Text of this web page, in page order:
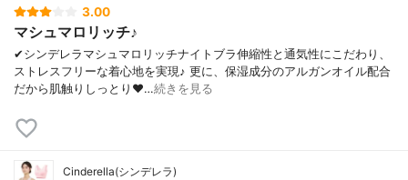
3.00
マシュマロリッチ♪
✔︎シンデレラマシュマロリッチナイトブラ伸縮性と通気性にこだわり、
ストレスフリーな着心地を実現♪ 更に、保湿成分のアルガンオイル配合
だから肌触りしっとり❤…続きを見る
Cinderella(シンデレラ)